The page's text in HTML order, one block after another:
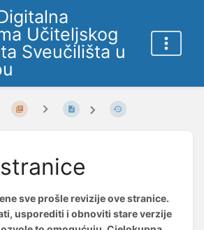
Učiteljskog
Sveučilišta u
sve prošle revizije ove stranice.
usporediti i obnoviti stare verzije